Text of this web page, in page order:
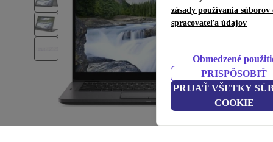
zásady používania súborov
spracovateľa údajov
.
Obmedzené
PRISPÔSOBIŤ
PRIJAŤ VŠETKY
COOKIE